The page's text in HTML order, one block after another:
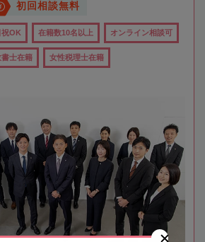
初回相談無料
祝OK 在籍数10名以上 オンライン相談可
書士在籍 女性税理士在籍